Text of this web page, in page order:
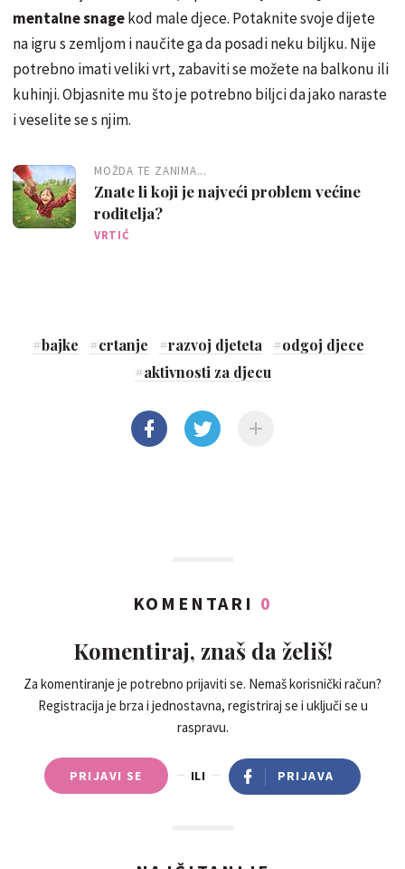
mentalne snagekod male djece. Potaknite svoje dijete
na igru ​​s zemljom i naučite ga da posadi neku biljku. Nije
potrebno imati veliki vrt, zabaviti se možete na balkonu ili
kuhinji. Objasnite mu što je potrebno biljci da jako naraste
i veselite se s njim.
MOŽDA TE ZANIMA...
Znate li koji je najveći problem većine
roditelja?
VRTIĆ
#bajke #crtanje #razvoj djeteta #odgoj djece
#aktivnosti za djecu
KOMENTARI 0
Komentiraj, znaš da želiš!
Za komentiranje je potrebno prijaviti se. Nemaš korisnički račun?
Registracija je brza i jednostavna, registriraj se i uključi se u
raspravu.
PRIJAVI SE ILI PRIJAVA